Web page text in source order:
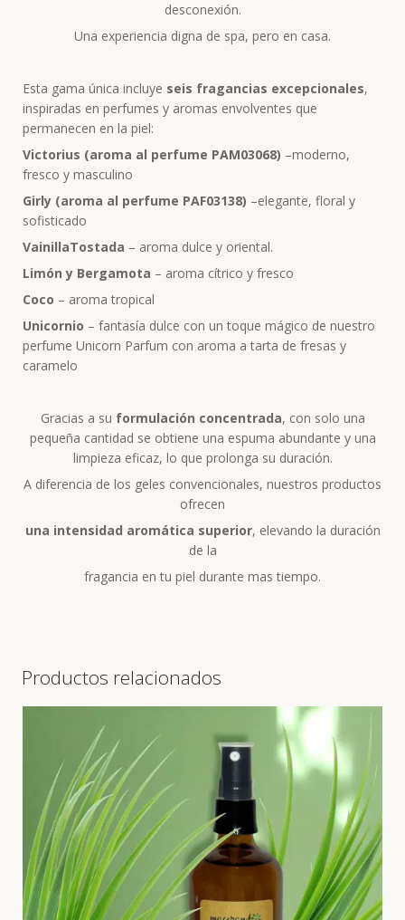
desconexión.
Una experiencia digna de spa, pero en casa.
Esta gama única incluye seis fragancias excepcionales,
inspiradas en perfumes y aromas envolventes que
permanecen en la piel:
Victorius (aroma al perfume PAM03068) –moderno,
fresco y masculino
Girly (aroma al perfume PAF03138) –elegante, floral y
sofisticado
VainillaTostada – aroma dulce y oriental.
Limón y Bergamota – aroma cítrico y fresco
Coco – aroma tropical
Unicornio – fantasía dulce con un toque mágico de nuestro
perfume Unicorn Parfum con aroma a tarta de fresas y
caramelo
Gracias a su formulación concentrada, con solo una
pequeña cantidad se obtiene una espuma abundante y una
limpieza eficaz, lo que prolonga su duración.
A diferencia de los geles convencionales, nuestros productos
ofrecen
una intensidad aromática superior, elevando la duración
de la
fragancia en tu piel durante mas tiempo.
Productos relacionados